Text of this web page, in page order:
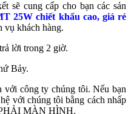
sẽ cung cấp cho bạn các sản
25W chiết khấu cao, giá rẻ
vụ khách hàng.
lời trong 2 giờ.
Bảy.
với công ty chúng tôi. Nếu bạn
với chúng tôi bằng cách nhấp
MÀN HÌNH.